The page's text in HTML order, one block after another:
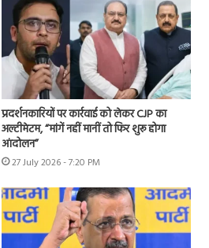
प्रदर्शनकारियों पर कार्रवाई को लेकर CJP का
अल्टीमेटम, “मांगें नहीं मानीं तो फिर शुरू होगा
आंदोलन”
27 July 2026 - 7:20 PM